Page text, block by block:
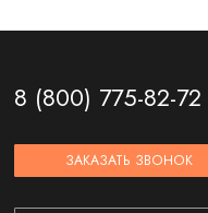
8 (800) 775-82-72
ЗАКАЗАТЬ ЗВОНОК